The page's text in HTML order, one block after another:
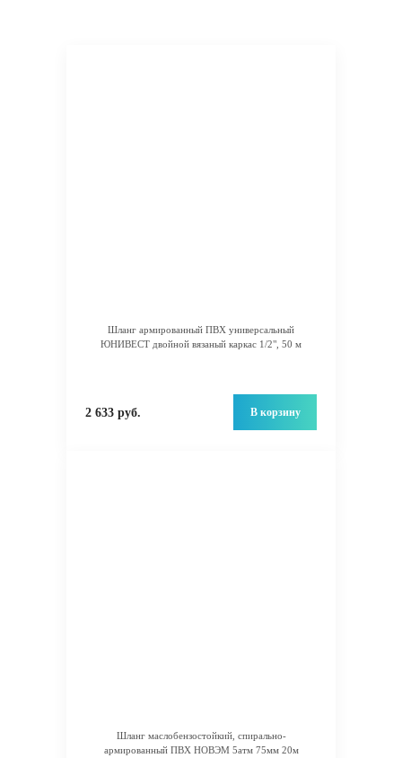
Шланг армированный ПВХ универсальный
ЮНИВЕСТ двойной вязаный каркас 1/2", 50 м
2 633 руб. В корзину
Шланг маслобензостойкий, спирально-
армированный ПВХ НОВЭМ 5атм 75мм 20м